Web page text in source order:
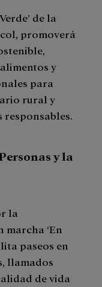
de la
promoverá
y
para
rural y
y la
la
‘En
paseos en
llamados
de vida